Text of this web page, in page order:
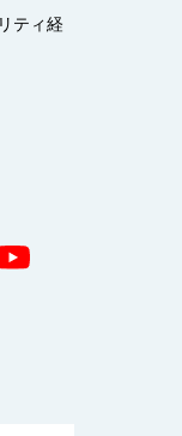
ティ経